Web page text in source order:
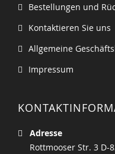
Bestellungen und
Kontaktieren Sie uns
Allgemeine
Impressum
Adresse
Rottmooser Str. 3 D-